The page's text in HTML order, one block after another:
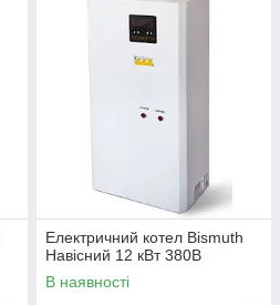
Електричний котел Bismuth
Навісний 12 кВт 380В
В наявності